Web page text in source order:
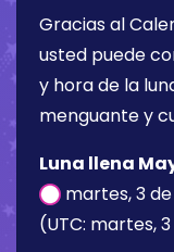
Gracias al
usted puede
y hora de la
menguante y
Luna llena
martes, 3
(UTC: martes,